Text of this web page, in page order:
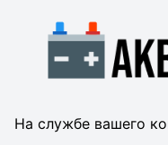
На службе вашего